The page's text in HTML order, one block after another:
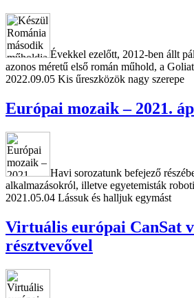
Évekkel ezelőtt, 2012-ben állt
azonos méretű első román műhold, a
2022.09.05 Kis űreszközök nagy szerepe
Európai mozaik – 2021.
Havi sorozatunk befejező
alkalmazásokról, illetve egyetemisták
2021.05.04 Lássuk és halljuk egymást
Virtuális európai CanSat
résztvevővel